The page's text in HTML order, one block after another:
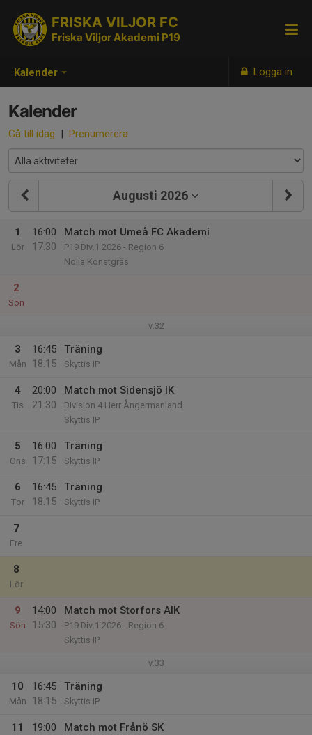
Kalender Logga in
FRISKA VILJOR FC
Friska Viljor Akademi P19
Kalender
Gå till idag | Prenumerera
Augusti 2026
1
Lör
16:00
17:30
Match mot Umeå FC Akademi
P19 Div.1 2026 - Region 6
Nolia Konstgräs
2
Sön
v.32
3
Mån
16:45
18:15
Träning
Skyttis IP
4
Tis
20:00
21:30
Match mot Sidensjö IK
Division 4 Herr Ångermanland
Skyttis IP
5
Ons
16:00
17:15
Träning
Skyttis IP
6
Tor
16:45
18:15
Träning
Skyttis IP
7
Fre
8
Lör
9
Sön
14:00
15:30
Match mot Storfors AIK
P19 Div.1 2026 - Region 6
Skyttis IP
v.33
10
Mån
16:45
18:15
Träning
Skyttis IP
11
19:00
Match mot Frånö SK